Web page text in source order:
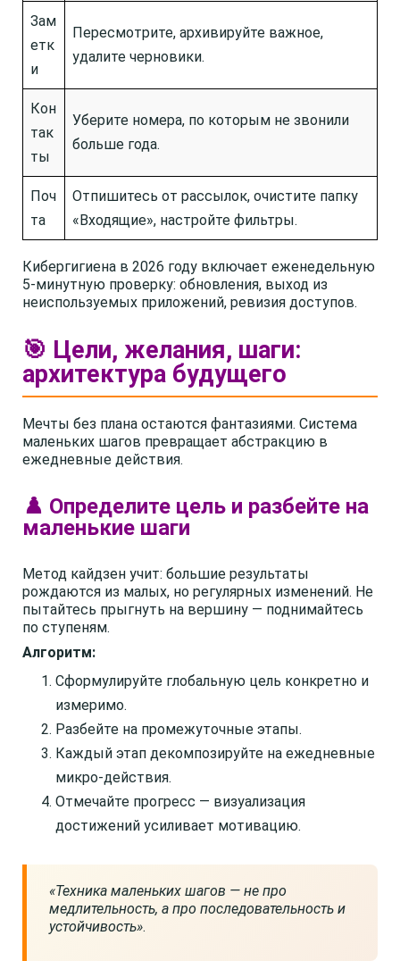
Зам
етк
и
Пересмотрите, архивируйте важное,
удалите черновики.
Кон
так
ты
Уберите номера, по которым не звонили
больше года.
Поч
та
Отпишитесь от рассылок, очистите папку
«Входящие», настройте фильтры.
Кибергигиена в 2026 году включает еженедельную
5-минутную проверку: обновления, выход из
неиспользуемых приложений, ревизия доступов.
🎯 Цели, желания, шаги:
архитектура будущего
Мечты без плана остаются фантазиями. Система
маленьких шагов превращает абстракцию в
ежедневные действия.
♟️ Определите цель и разбейте на
маленькие шаги
Метод кайдзен учит: большие результаты
рождаются из малых, но регулярных изменений. Не
пытайтесь прыгнуть на вершину — поднимайтесь
по ступеням.
Алгоритм:
Сформулируйте глобальную цель конкретно и
измеримо.
Разбейте на промежуточные этапы.
Каждый этап декомпозируйте на ежедневные
микро-действия.
Отмечайте прогресс — визуализация
достижений усиливает мотивацию.
«Техника маленьких шагов — не про
медлительность, а про последовательность и
устойчивость».